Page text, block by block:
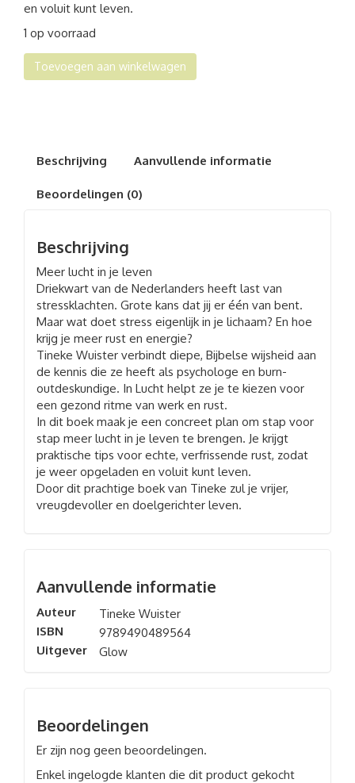
en voluit kunt leven.
1 op voorraad
Lucht
aantal
Toevoegen aan winkelwagen
Beschrijving Aanvullende informatie
Beoordelingen (0)
Beschrijving
Meer lucht in je leven
Driekwart van de Nederlanders heeft last van
stressklachten. Grote kans dat jij er één van bent.
Maar wat doet stress eigenlijk in je lichaam? En hoe
krijg je meer rust en energie?
Tineke Wuister verbindt diepe, Bijbelse wijsheid aan
de kennis die ze heeft als psychologe en burn-
outdeskundige. In Lucht helpt ze je te kiezen voor
een gezond ritme van werk en rust.
In dit boek maak je een concreet plan om stap voor
stap meer lucht in je leven te brengen. Je krijgt
praktische tips voor echte, verfrissende rust, zodat
je weer opgeladen en voluit kunt leven.
Door dit prachtige boek van Tineke zul je vrijer,
vreugdevoller en doelgerichter leven.
Aanvullende informatie
Auteur
Tineke Wuister
ISBN
9789490489564
Uitgever
Glow
Beoordelingen
Er zijn nog geen beoordelingen.
Enkel ingelogde klanten die dit product gekocht